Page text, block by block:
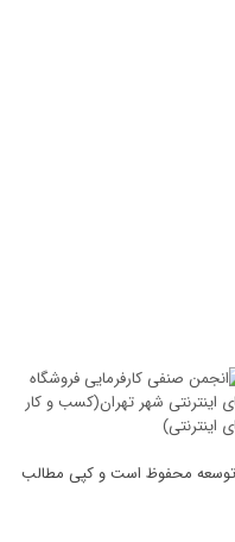
برای تیم توسعه محفوظ است و کپی مطالب